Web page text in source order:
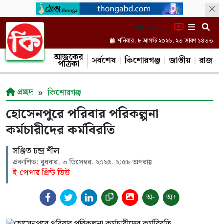
[gtranslate]
শনিবার, ৮ আগস্ট ২০২৬, ২৩ শ্রাবণ ১৪৩৩
আজকের
পত্রিকা সর্বশেষ কিশোরগঞ্জ জাতীয়
প্রচ্ছদ কিশোরগঞ্জ
হোসেনপুরে পরিবার পরিকল্পনা
কর্মচারীদের কর্মবিরতি
সঞ্জিত চন্দ্র শীল
প্রকাশিত: বুধবার, ৩ ডিসেম্বর, ২০২৫, ২:৫৮ অপরাহ্ণ
ই-পেপার প্রিন্ট ভিউ
অ-
অ+